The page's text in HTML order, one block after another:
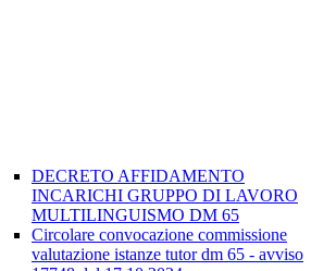
DECRETO AFFIDAMENTO
INCARICHI GRUPPO DI LAVORO
MULTILINGUISMO DM 65
Circolare convocazione commissione
valutazione istanze tutor dm 65 - avviso